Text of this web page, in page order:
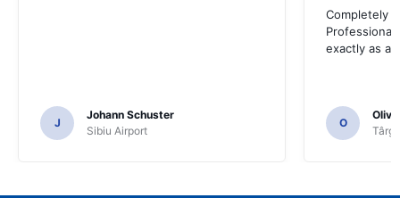
J
Johann Schuster
Sibiu Airport
Completely
exactly as
O